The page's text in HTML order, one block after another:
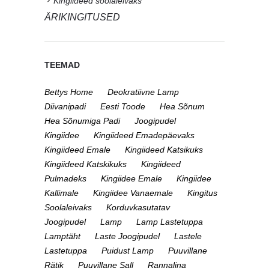
ÄRIKINGITUSED
TEEMAD
Bettys Home
Deokratiivne Lamp
Diivanipadi
Eesti Toode
Hea Sõnum
Hea Sõnumiga Padi
Joogipudel
Kingiidee
Kingiideed Emadepäevaks
Kingiideed Emale
Kingiideed Katsikuks
Kingiideed Katskikuks
Kingiideed
Pulmadeks
Kingiidee Emale
Kingiidee
Kallimale
Kingiidee Vanaemale
Kingitus
Soolaleivaks
Korduvkasutatav
Joogipudel
Lamp
Lamp Lastetuppa
Lamptäht
Laste Joogipudel
Lastele
Lastetuppa
Puidust Lamp
Puuvillane
Rätik
Puuvillane Sall
Rannalina